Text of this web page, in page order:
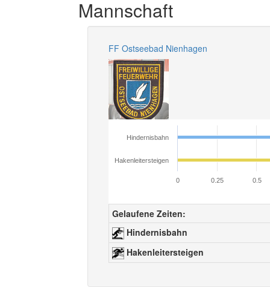
Mannschaft
FF Ostseebad Nienhagen
Hindernisbahn
Hakenleitersteigen
0 0.25 0.5
Gelaufene Zeiten:
Hindernisbahn
Hakenleitersteigen